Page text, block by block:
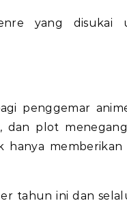
yang disukai
penggemar
dan plot
tahun ini dan